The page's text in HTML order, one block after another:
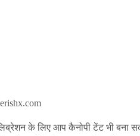
के लिए आप कैनोपी टेंट भी